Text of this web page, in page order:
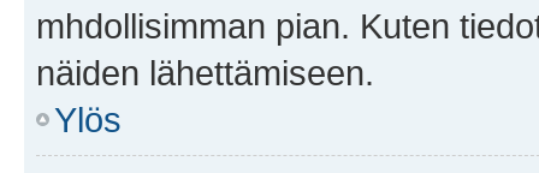
mhdollisimman pian. Kuten
näiden lähettämiseen.
Ylös